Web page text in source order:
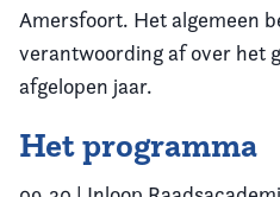
Amersfoort. Het algemeen
verantwoording af over het
afgelopen jaar.
Het programma